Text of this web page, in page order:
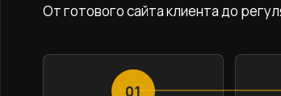
От готового сайта клиента до
01